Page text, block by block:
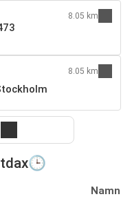
8.05 km
8.05 km
Namn